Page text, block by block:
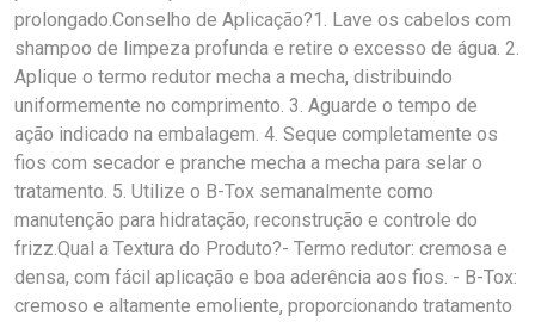
prolongado.Conselho de Aplicação?1. Lave os cabelos com
shampoo de limpeza profunda e retire o excesso de água. 2.
Aplique o termo redutor mecha a mecha, distribuindo
uniformemente no comprimento. 3. Aguarde o tempo de
ação indicado na embalagem. 4. Seque completamente os
fios com secador e pranche mecha a mecha para selar o
tratamento. 5. Utilize o B-Tox semanalmente como
manutenção para hidratação, reconstrução e controle do
frizz.Qual a Textura do Produto?- Termo redutor: cremosa e
densa, com fácil aplicação e boa aderência aos fios. - B-Tox:
cremoso e altamente emoliente, proporcionando tratamento